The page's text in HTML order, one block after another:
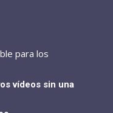
para los
vídeos sin una